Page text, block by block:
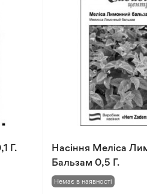
Г.
Насіння Меліса
Бальзам 0,5 Г.
Немає в наявності